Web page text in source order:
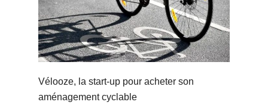
Vélooze, la start-up pour acheter son
aménagement cyclable